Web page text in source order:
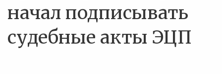
начал подписывать
судебные акты ЭЦП